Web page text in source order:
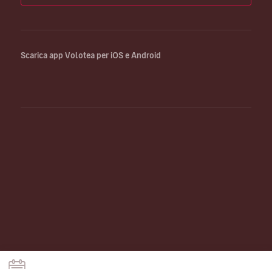
Scarica app Volotea per iOS e Android